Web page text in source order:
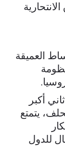
العميقة
أكبر
يتمتع
للدول